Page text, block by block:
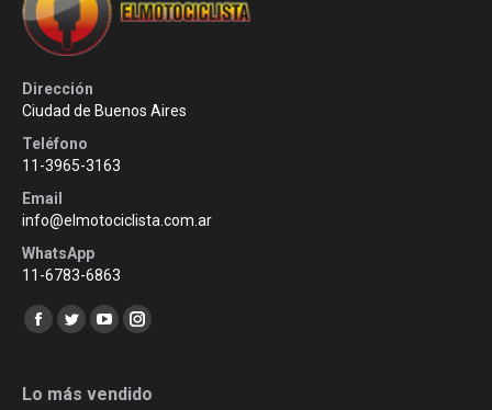
Dirección
Ciudad de Buenos Aires
Teléfono
11-3965-3163
Email
info@elmotociclista.com.ar
WhatsApp
11-6783-6863
Encuéntranos en:
Facebook
opens
Twitter
opens
YouTube
opens
Instagram
opens
Lo más vendido